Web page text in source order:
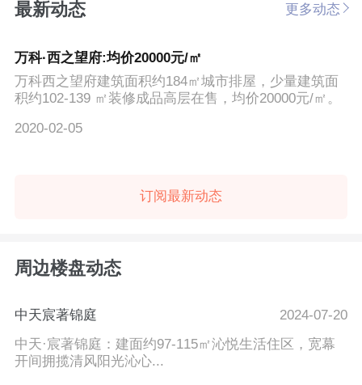
最新动态 更多动态
万科·西之望府:均价20000元/㎡
万科西之望府建筑面积约184㎡城市排屋，少量建筑面
积约102-139 ㎡装修成品高层在售，均价20000元/㎡。
2020-02-05
订阅最新动态
周边楼盘动态
中天宸著锦庭
2024-07-20
中天·宸著锦庭：建面约97-115㎡沁悦生活住区，宽幕
开间拥揽清风阳光沁心...